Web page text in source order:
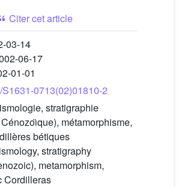
Citer cet article
03-14
06-17
01-01
0713(02)01810-2
stratigraphie
métamorphisme,
bétiques
stratigraphy
metamorphism,
Cordilleras